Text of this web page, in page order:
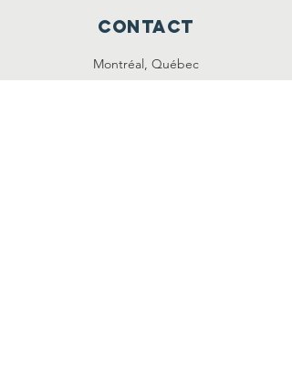
CONTACT
Montréal, Québec